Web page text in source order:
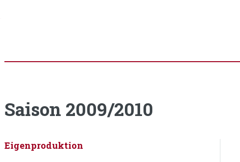
Saison 2009/2010
Eigenproduktion
Toggle